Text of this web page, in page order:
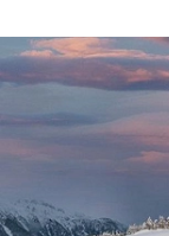
allerkleinsten,
en kom bij van weer
Panoramahotel
verdiend.